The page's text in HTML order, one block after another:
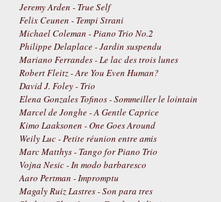
Jeremy Arden - True Self
Felix Ceunen - Tempi Strani
Michael Coleman - Piano Trio No.2
Philippe Delaplace - Jardin suspendu
Mariano Ferrandes - Le lac des trois lunes
Robert Fleitz - Are You Even Human?
David J. Foley - Trio
Elena Gonzales Tofinos - Sommeiller le lointain
Marcel de Jonghe - A Gentle Caprice
Kimo Laaksonen - One Goes Around
Weily Luc - Petite réunion entre amis
Marc Matthys - Tango for Piano Trio
Vojna Nesic - In modo barbaresco
Aaro Pertman - Impromptu
Magaly Ruiz Lastres - Son para tres